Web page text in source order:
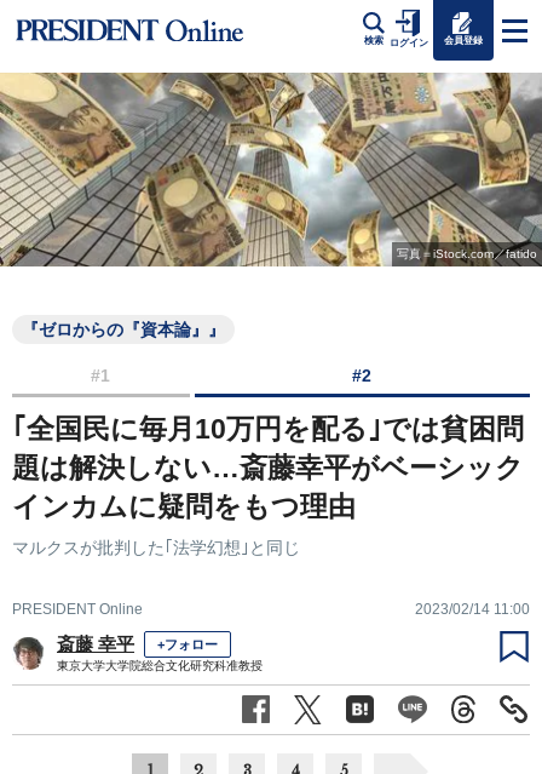
検索 ログイン 会員登録
写真＝iStock.com／fatido
『ゼロからの『資本論』』
#1 #2
｢全国民に毎月10万円を配る｣では貧困問
題は解決しない…斎藤幸平がベーシック
インカムに疑問をもつ理由
マルクスが批判した｢法学幻想｣と同じ
PRESIDENT Online 2023/02/14 11:00
斎藤 幸平 +フォロー
東京大学大学院総合文化研究科准教授
1 2 3 4 5